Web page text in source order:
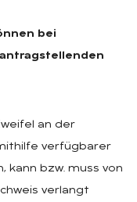
bei
an der
verfügbarer
kann bzw. muss von
verlangt